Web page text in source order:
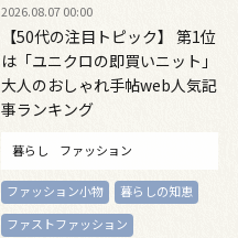
2026.08.07 00:00
【50代の注目トピック】 第1位
は「ユニクロの即買いニット」
大人のおしゃれ手帖web人気記
事ランキング
暮らし ファッション
ファッション小物
暮らしの知恵
ファストファッション